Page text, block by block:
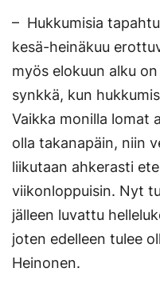
– Hukkumisia
kesä-heinäkuu
myös elokuun alku
synkkä, kun
Vaikka monilla lomat
olla takanapäin, niin
liikutaan ahkerasti
viikonloppuisin. Nyt
jälleen luvattu
joten edelleen tulee
Heinonen.